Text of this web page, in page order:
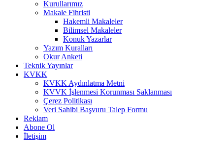
Kurullarımız
Makale Fihristi
Hakemli Makaleler
Bilimsel Makaleler
Konuk Yazarlar
Yazım Kuralları
Okur Anketi
Teknik Yayınlar
KVKK
KVKK Aydınlatma Metni
KVVK İşlenmesi Korunması Saklanması
Çerez Politikası
Veri Sahibi Başvuru Talep Formu
Reklam
Abone Ol
İletişim